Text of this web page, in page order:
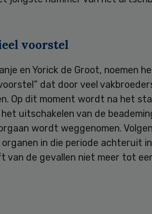
voorstel
en Yorick de Groot, noemen
dat door veel
Op dit moment wordt na het
uitschakelen van de
wordt weggenomen.
organen in die periode achteruit
van de gevallen niet meer tot